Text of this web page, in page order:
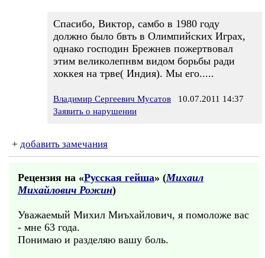
Спасибо, Виктор, самбо в 1980 году
должно было бвть в Олимпийских Играх,
однако господин Брежнев пожертвовал
этим великолепнвм видом борьбы ради
хоккея на трве( Индия). Мы его.....
Владимир Сергеевич Мусатов 10.07.2011 14:37
Заявить о нарушении
+ добавить замечания
Рецензия на «Русская гейша» (Михаил
Михайлович Рожин)
Уважаемый Михил Миъхайлович, я помоложе вас
- мне 63 года.
Понимаю и разделяю вашу боль.